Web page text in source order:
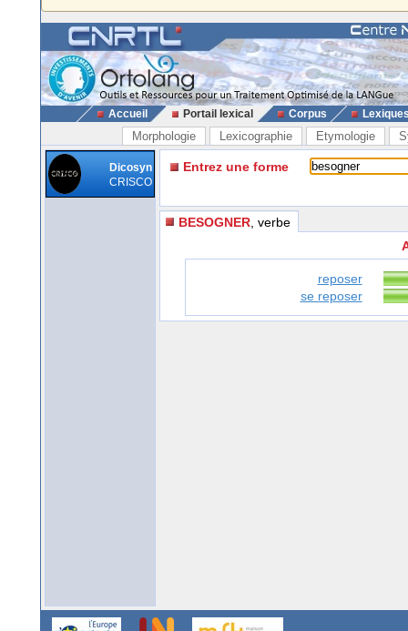
Accueil Portail lexical Corpus
Morphologie Lexicographie Etymologie
Dicosyn
CRISCO
Entrez une forme
BESOGNER , verbe
reposer
se reposer